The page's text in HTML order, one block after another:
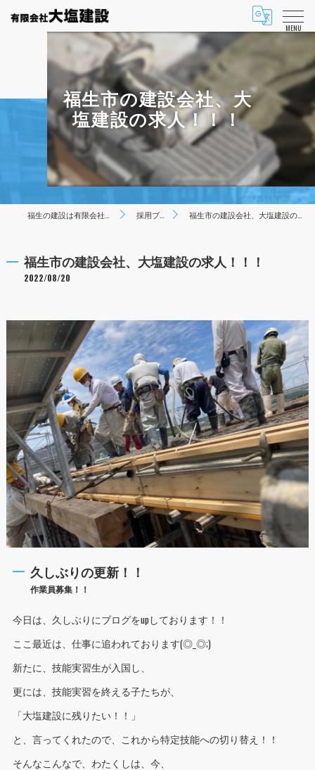
MENU
福生市の建設会社、大
塩建設の求人！！！
採用ブログ 福生市の建設会社、大塩建設の求人！！！
福生市の建設会社、大塩建設の求人！！！
2022/08/20
久しぶりの更新！！
作業員募集！！
今日は、久しぶりにブログをupしております！！
ここ最近は、仕事に追われております(◎_◎;)
新たに、技能実習生が入国し、
更には、技能実習を終える子たちが、
「大塩建設に残りたい！！」
と、言ってくれたので、これから特定技能への切り替え！！
そんなこんなで、わたくしは、今、